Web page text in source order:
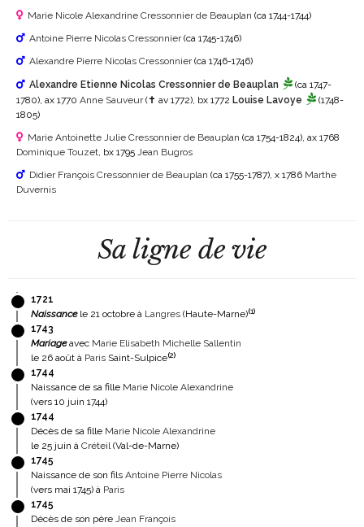
Marie Nicole Alexandrine Cressonnier de Beauplan (ca 1744-1744)
Antoine Pierre Nicolas Cressonnier(ca 1745-1746)
Alexandre Pierre Nicolas Cressonnier(ca 1746-1746)
Alexandre Etienne Nicolas Cressonnier de Beauplan
(ca 1747-
1780), ax 1770 Anne Sauveur(✝ av 1772), bx 1772 Louise Lavoye
(1748-
1805)
Marie Antoinette Julie Cressonnier de Beauplan (ca 1754-1824), ax 1768
Dominique Touzet, bx 1795 Jean Bugros
Didier François Cressonnier de Beauplan (ca 1755-1787), x 1786 Marthe
Duvernis
Sa ligne de vie
1721
Naissancele 21 octobre à Langres (Haute-Marne)(1)
1743
Mariageavec Marie Elisabeth Michelle Sallentin
le 26 août à Paris Saint-Sulpice(2)
1744
Naissance de sa fille Marie Nicole Alexandrine
(vers 10 juin 1744)
1744
Décès de sa fille Marie Nicole Alexandrine
le 25 juin à Créteil(Val-de-Marne)
1745
Naissance de son fils Antoine Pierre Nicolas
(vers mai 1745) à Paris
1745
Décès de son père Jean François